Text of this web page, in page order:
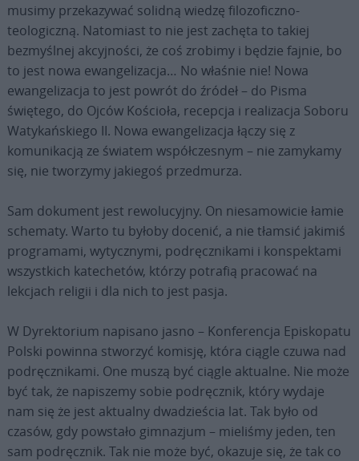
musimy przekazywać solidną wiedzę filozoficzno-
teologiczną. Natomiast to nie jest zachęta to takiej
bezmyślnej akcyjności, że coś zrobimy i będzie fajnie, bo
to jest nowa ewangelizacja… No właśnie nie! Nowa
ewangelizacja to jest powrót do źródeł – do Pisma
świętego, do Ojców Kościoła, recepcja i realizacja Soboru
Watykańskiego II. Nowa ewangelizacja łączy się z
komunikacją ze światem współczesnym – nie zamykamy
się, nie tworzymy jakiegoś przedmurza.
Sam dokument jest rewolucyjny. On niesamowicie łamie
schematy. Warto tu byłoby docenić, a nie tłamsić jakimiś
programami, wytycznymi, podręcznikami i konspektami
wszystkich katechetów, którzy potrafią pracować na
lekcjach religii i dla nich to jest pasja.
W Dyrektorium napisano jasno – Konferencja Episkopatu
Polski powinna stworzyć komisję, która ciągle czuwa nad
podręcznikami. One muszą być ciągle aktualne. Nie może
być tak, że napiszemy sobie podręcznik, który wydaje
nam się że jest aktualny dwadzieścia lat. Tak było od
czasów, gdy powstało gimnazjum – mieliśmy jeden, ten
sam podręcznik. Tak nie może być, okazuje się, że tak co